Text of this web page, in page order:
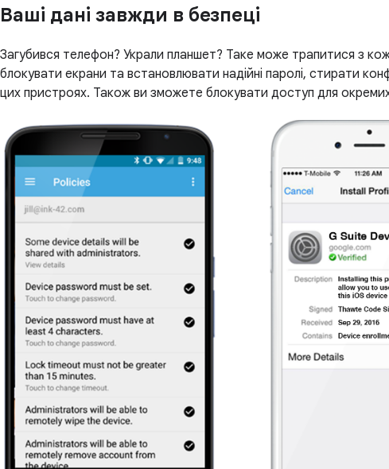
Ваші дані завжди в безпеці
Загубився телефон? Украли планшет? Таке може трапитися з
блокувати екрани та встановлювати надійні паролі, стирати
цих пристроях. Також ви зможете блокувати доступ для